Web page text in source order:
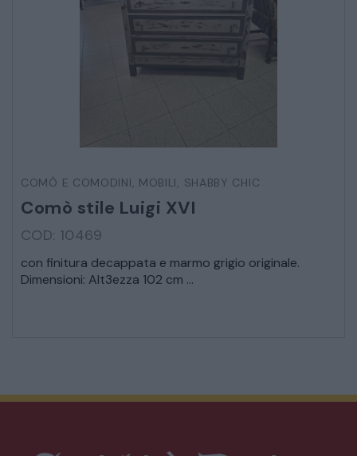
COMÒ E COMODINI, MOBILI, SHABBY CHIC
Comò stile Luigi XVI
COD: 10469
con finitura decappata e marmo grigio originale.
Dimensioni: Alt3ezza 102 cm ...